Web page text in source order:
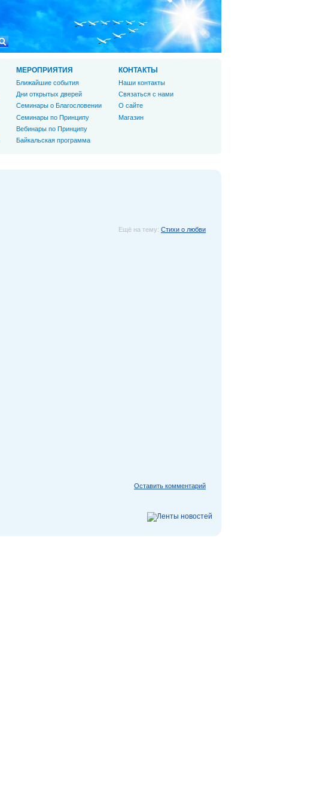
Ещё на тему: Стихи о любви
Оставить комментарий
МЕРОПРИЯТИЯ
Ближайшие события
Дни открытых дверей
Семинары о Благословении
Семинары по Принципу
Вебинары по Принципу
Байкальская программа
КОНТАКТЫ
Наши контакты
Связаться с нами
О сайте
Магазин